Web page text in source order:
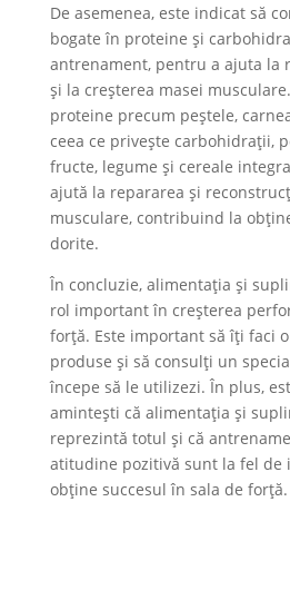
De asemenea, este indicat să
bogate în proteine și
antrenament, pentru a ajuta la
și la creșterea masei
proteine precum peștele,
ceea ce privește carbohidrații,
fructe, legume și cereale
ajută la repararea și
musculare, contribuind la
dorite.
În concluzie, alimentația și
rol important în creșterea
forță. Este important să îți faci
produse și să consulți un
începe să le utilizezi. În plus,
amintești că alimentația și
reprezintă totul și că
atitudine pozitivă sunt la fel de
obține succesul în sala de forță.